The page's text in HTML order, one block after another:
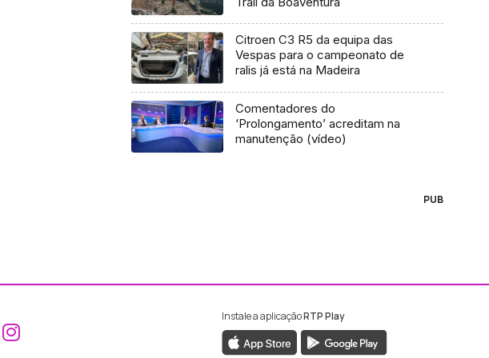
Citroen C3 R5 da equipa das
Vespas para o campeonato de
ralis já está na Madeira
Comentadores do
‘Prolongamento’ acreditam na
manutenção (vídeo)
PUB
Aceder ao Facebook da RTP Madeira
Aceder ao Instagram da RTP Madeira
Instale a aplicaçãoRTP Play